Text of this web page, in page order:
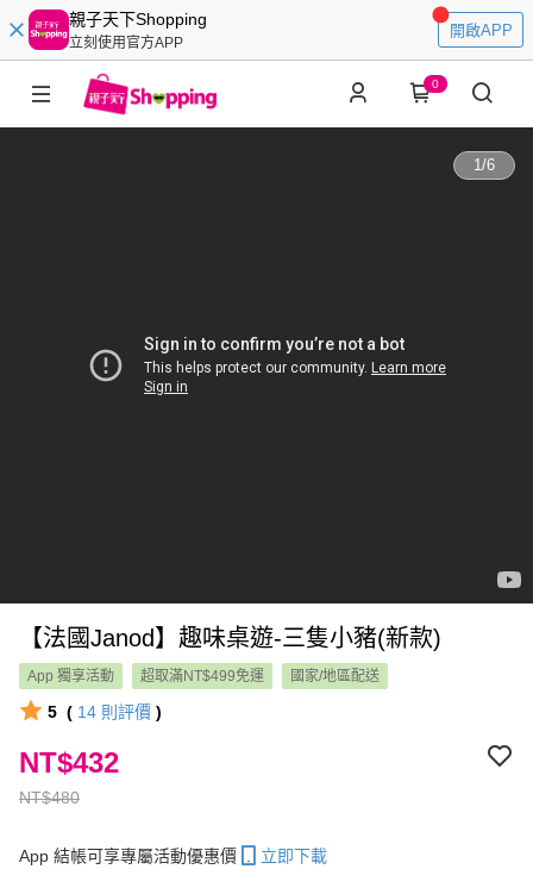
親子天下Shopping
立刻使用官方APP
開啟APP
0
1/6
【法國Janod】趣味桌遊-三隻小豬(新款)
App 獨享活動 超取滿NT$499免運 國家/地區配送
5 ( 14 則評價 )
NT$480
NT$432
App 結帳可享專屬活動優惠價 立即下載